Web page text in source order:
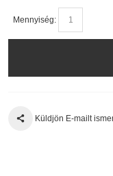
Mennyiség:
Küldjön E-mailt